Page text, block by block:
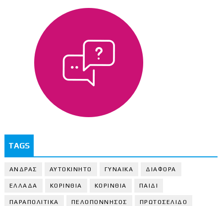
TAGS
ΑΝΔΡΑΣ ΑΥΤΟΚΙΝΗΤΟ ΓΥΝΑΙΚΑ ΔΙΑΦΟΡΑ
ΕΛΛΑΔΑ ΚΟΡΙΝΘΙΑ ΚΟΡΙΝΘΙA ΠΑΙΔΙ
ΠΑΡΑΠΟΛΙΤΙΚΑ ΠΕΛΟΠΟΝΝΗΣΟΣ ΠΡΩΤΟΣΕΛΙΔΟ